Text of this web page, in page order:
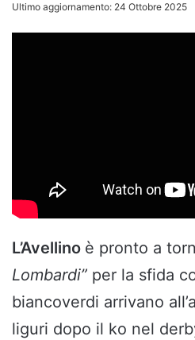
Ultimo aggiornamento: 24 Ottobre 2025
L’Avellino è pronto a
Lombardi” per la sfida
biancoverdi arrivano
liguri dopo il ko nel